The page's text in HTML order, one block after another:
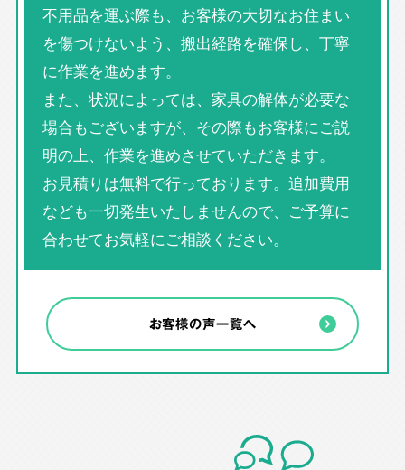
不用品を運ぶ際も、お客様の大切なお住まい
を傷つけないよう、搬出経路を確保し、丁寧
に作業を進めます。
また、状況によっては、家具の解体が必要な
場合もございますが、その際もお客様にご説
明の上、作業を進めさせていただきます。
お見積りは無料で行っております。追加費用
なども一切発生いたしませんので、ご予算に
合わせてお気軽にご相談ください。
お客様の声一覧へ